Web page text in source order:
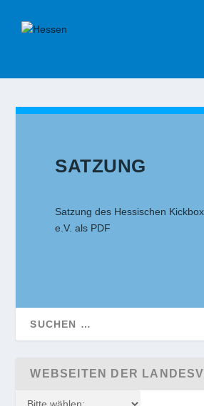
SATZUNG
Satzung des Hessischen
e.V. als PDF
WEBSEITEN DER